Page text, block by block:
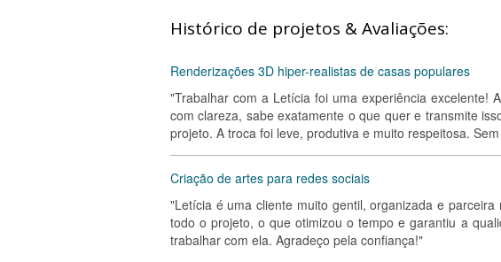
Histórico de projetos & Avaliações:
Renderizações 3D hiper-realistas de casas populares
"Trabalhar com a Letícia foi uma experiência excelente!
com clareza, sabe exatamente o que quer e transmite
projeto. A troca foi leve, produtiva e muito respeitosa.
Criação de artes para redes sociais
"Letícia é uma cliente muito gentil, organizada e
todo o projeto, o que otimizou o tempo e garantiu a
trabalhar com ela. Agradeço pela confiança!"